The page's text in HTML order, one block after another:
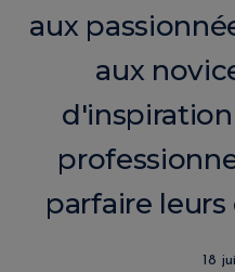
aux
aux
parfaire leurs
18